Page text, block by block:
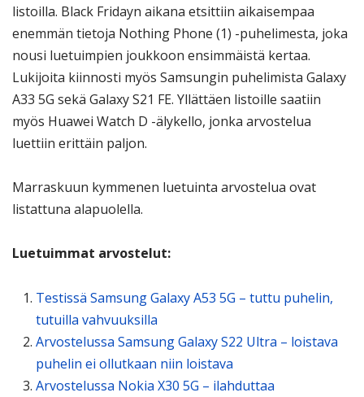
listoilla. Black Fridayn aikana etsittiin aikaisempaa
enemmän tietoja Nothing Phone (1) -puhelimesta, joka
nousi luetuimpien joukkoon ensimmäistä kertaa.
Lukijoita kiinnosti myös Samsungin puhelimista Galaxy
A33 5G sekä Galaxy S21 FE. Yllättäen listoille saatiin
myös Huawei Watch D -älykello, jonka arvostelua
luettiin erittäin paljon.
Marraskuun kymmenen luetuinta arvostelua ovat
listattuna alapuolella.
Luetuimmat arvostelut:
Testissä Samsung Galaxy A53 5G – tuttu puhelin,
tutuilla vahvuuksilla
Arvostelussa Samsung Galaxy S22 Ultra – loistava
puhelin ei ollutkaan niin loistava
Arvostelussa Nokia X30 5G – ilahduttaa